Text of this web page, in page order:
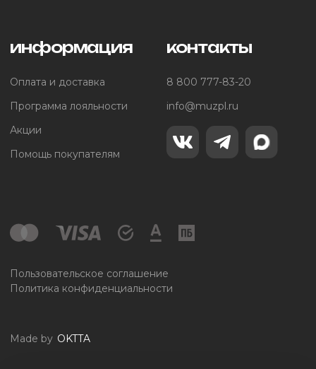
информация
Оплата и доставка
Программа лояльности
Акции
Помощь покупателям
контакты
8 800 777-83-20
info@muzpl.ru
Пользовательское соглашение
Политика конфиденциальности
Made by OKTTA